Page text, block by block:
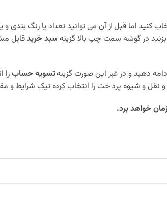
کنید اما قبل از آن می توانید تعداد یا رنگ بندی و
بزنید در گوشه سمت چپ بالا گزینه سبد خریدقابل
دهید و در غیر این صورت گزینهتسویه حسابرا
و شیوه پرداخت را انتخاب کرده تیک شرایط و